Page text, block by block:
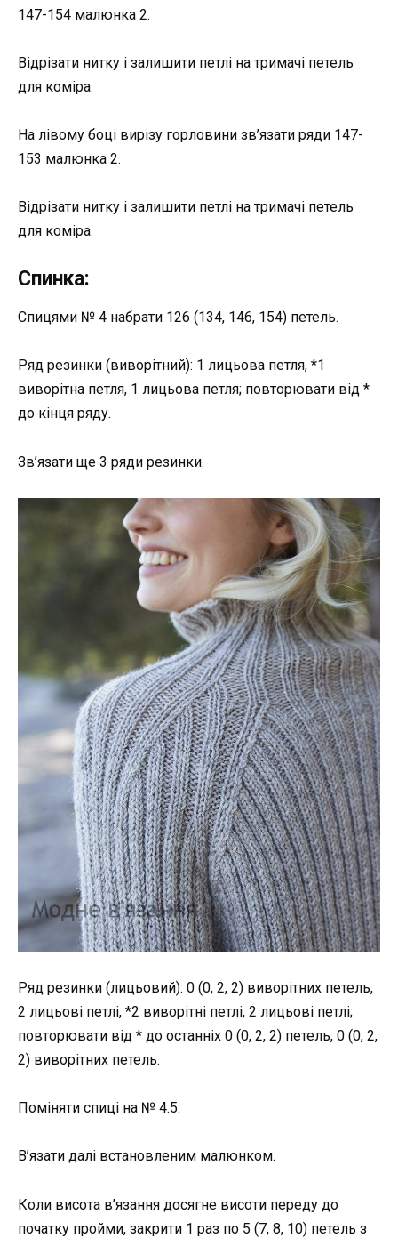
147-154 малюнка 2.
Відрізати нитку і залишити петлі на тримачі петель
для коміра.
На лівому боці вирізу горловини зв’язати ряди 147-
153 малюнка 2.
Відрізати нитку і залишити петлі на тримачі петель
для коміра.
Спинка:
Спицями № 4 набрати 126 (134, 146, 154) петель.
Ряд резинки (виворітний): 1 лицьова петля, *1
виворітна петля, 1 лицьова петля; повторювати від *
до кінця ряду.
Зв’язати ще 3 ряди резинки.
Ряд резинки (лицьовий): 0 (0, 2, 2) виворітних петель,
2 лицьові петлі, *2 виворітні петлі, 2 лицьові петлі;
повторювати від * до останніх 0 (0, 2, 2) петель, 0 (0, 2,
2) виворітних петель.
Поміняти спиці на № 4.5.
В’язати далі встановленим малюнком.
Коли висота в’язання досягне висоти переду до
початку пройми, закрити 1 раз по 5 (7, 8, 10) петель з